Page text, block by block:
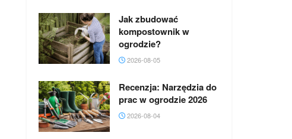
Jak zbudować
kompostownik w
ogrodzie?
2026-08-05
Recenzja: Narzędzia do
prac w ogrodzie 2026
2026-08-04